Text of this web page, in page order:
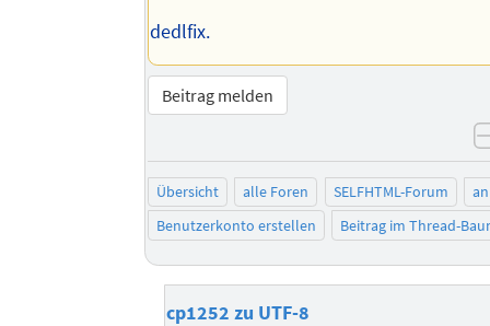
dedlfix.
Beitrag melden
Übersicht alle Foren SELFHTML-Forum
Benutzerkonto erstellen
Beitrag im Thread-
cp1252 zu UTF-8